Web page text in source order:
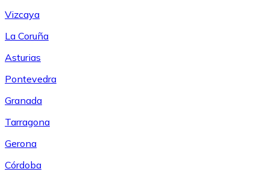
Vizcaya
La Coruña
Asturias
Pontevedra
Granada
Tarragona
Gerona
Córdoba